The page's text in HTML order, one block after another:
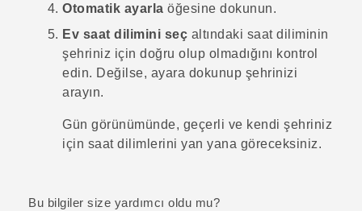
Otomatik ayarla öğesine dokunun.
Ev saat dilimini seç altındaki saat diliminin
şehriniz için doğru olup olmadığını kontrol
edin. Değilse, ayara dokunup şehrinizi
arayın.
Gün görünümünde, geçerli ve kendi şehriniz
için saat dilimlerini yan yana göreceksiniz.
Bu bilgiler size yardımcı oldu mu?